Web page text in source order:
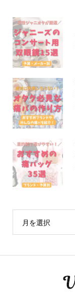
月を選択